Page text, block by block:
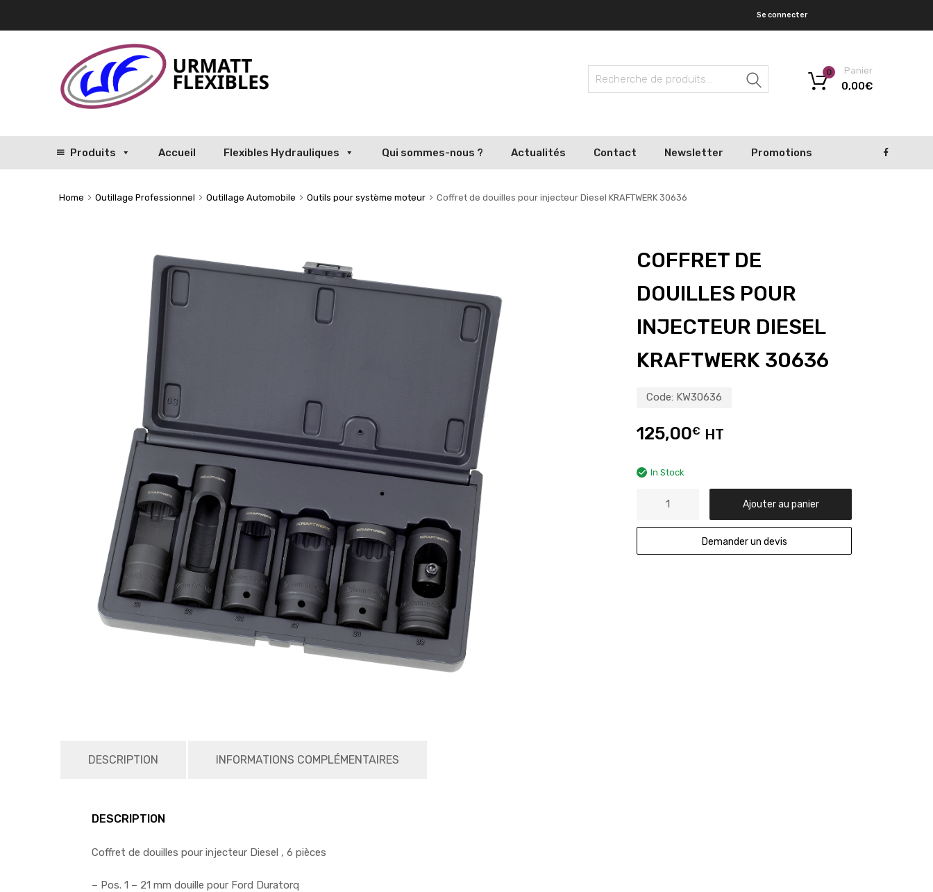
Se connecter
Recherche
Panier
0,00€
0
Produits Accueil Flexibles Hydrauliques Qui sommes-nous ? Actualités Contact Newsletter Promotions
Home Outillage Professionnel Outillage Automobile Outils pour système moteur Coffret de douilles pour injecteur Diesel KRAFTWERK 30636
COFFRET DE
DOUILLES POUR
INJECTEUR DIESEL
KRAFTWERK 30636
Code: KW30636
125,00€ HT
In Stock
Ajouter au panier
Demander un devis
DESCRIPTION INFORMATIONS COMPLÉMENTAIRES
DESCRIPTION
Coffret de douilles pour injecteur Diesel , 6 pièces
– Pos. 1 – 21 mm douille pour Ford Duratorq